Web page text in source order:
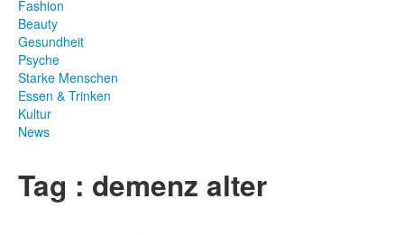
Fashion
Beauty
Gesundheit
Psyche
Starke Menschen
Essen & Trinken
Kultur
News
Tag : demenz alter